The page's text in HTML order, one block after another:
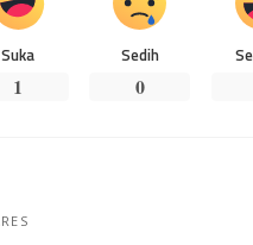
Suka
1
Sedih
0